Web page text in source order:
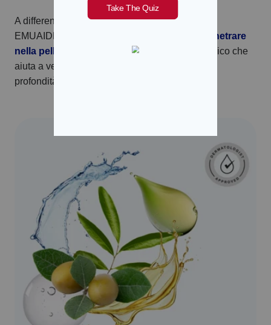
A differenza della maggior parte dei trattamenti,
EMUAIDMAX® appositamente studiato per
penetrare
nella pelle. È
dotato di un sistema di rilascio unico che
aiuta a veicolare potenti principi attivi curativi in
profondità nella pelle.